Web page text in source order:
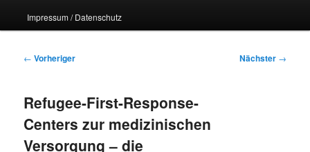
Impressum / Datenschutz
Beitragsnavigation
← Vorheriger Nächster →
Refugee-First-Response-
Centers zur medizinischen
Versorgung – die